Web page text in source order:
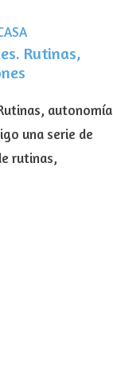
Rutinas,
autonomía
una serie de
rutinas,